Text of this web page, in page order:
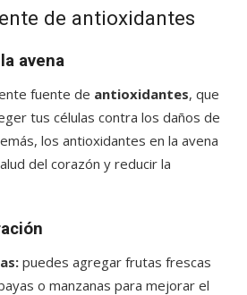
de antioxidantes
avena
fuente de antioxidantes, que
tus células contra los daños de
los antioxidantes en la avena
del corazón y reducir la
puedes agregar frutas frescas
o manzanas para mejorar el